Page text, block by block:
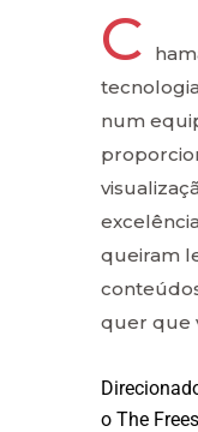
C
num
queiram
quer que
o The